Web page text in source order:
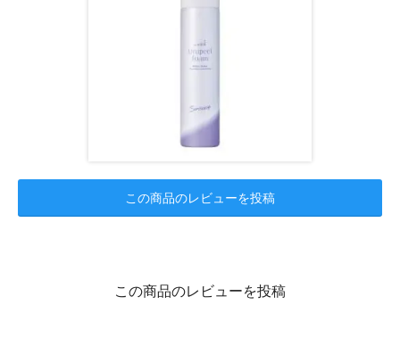
この商品のレビューを投稿
この商品のレビューを投稿